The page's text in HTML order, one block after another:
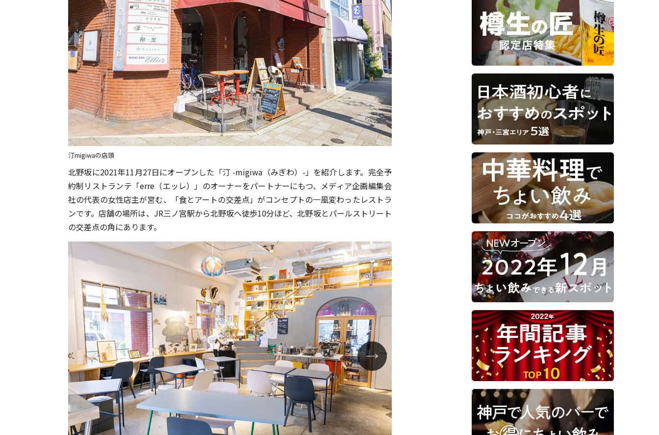
汀migiwaの店頭
北野坂に2021年11月27日にオープンした「汀 -migiwa（みぎわ）-」を紹介します。完全予
約制リストランテ「erre（エッレ）」のオーナーをパートナーにもつ、メディア企画編集会
社の代表の女性店主が営む、「食とアートの交差点」がコンセプトの一風変わったレストラ
ンです。店舗の場所は、JR三ノ宮駅から北野坂へ徒歩10分ほど、北野坂とパールストリート
の交差点の角にあります。